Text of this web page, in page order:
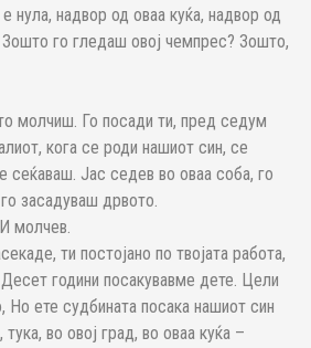
нула, надвор од оваа куќа, надвор од
Зошто го гледаш овој чемпрес? Зошто,
молчиш. Го посади ти, пред седум
кога се роди нашиот син, се
сеќаваш. Јас седев во оваа соба, го
засадуваш дрвото.
молчев.
ти постојано по твојата работа,
Десет години посакувавме дете. Цели
Но ете судбината посака нашиот син
во овој град, во оваа куќа –